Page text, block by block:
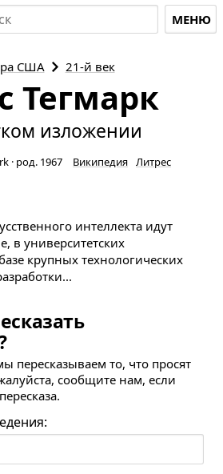
МЕНЮ
США 21-й век
Тегмарк
изложении
· род. 1967 Википедия Литрес
интеллекта идут
в университетских
крупных технологических
пересказываем то, что просят
сообщите нам, если